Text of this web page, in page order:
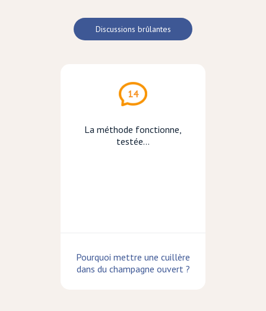
Discussions brûlantes
14
La méthode fonctionne,
testée...
Pourquoi mettre une cuillère
dans du champagne ouvert ?